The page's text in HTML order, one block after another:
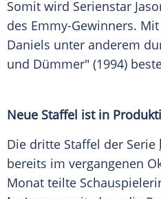
Somit wird Serienstar
des Emmy-Gewinners.
Daniels unter anderem
und Dümmer" (1994)
Neue Staffel ist in
Die dritte Staffel der Serie
bereits im vergangenen
Monat teilte